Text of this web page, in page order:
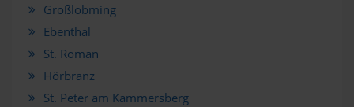
Großlobming
Ebenthal
St. Roman
Hörbranz
St. Peter am Kammersberg